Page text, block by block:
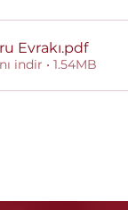
Evrakı.pdf
indir • 1.54MB